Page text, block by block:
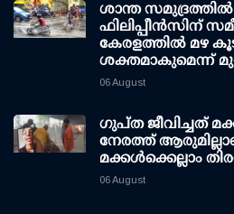
ശാന്ത
ഫിലിപ്പീന്‍സിന്
കേരളത്തില്‍ മഴ
ശക്തമാകുമെന്ന്
06 August
ഗുപ്ത ജീവിച്ചത്
നേരത്ത്
മക്കള്‍ക്കെല്ലാം
06 August